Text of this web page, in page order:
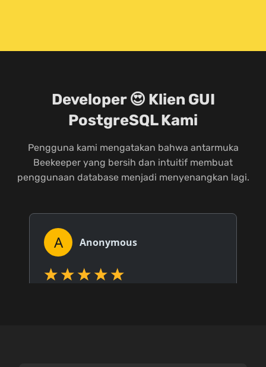
Developer 😍 Klien GUI
PostgreSQL Kami
Pengguna kami mengatakan bahwa antarmuka
Beekeeper yang bersih dan intuitif membuat
penggunaan database menjadi menyenangkan lagi.